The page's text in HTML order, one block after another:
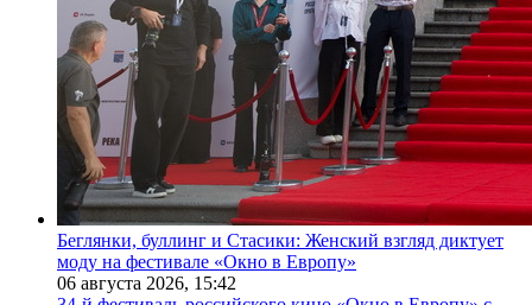
Беглянки, буллинг и Стасики: Женский взгляд диктует
моду на фестивале «Окно в Европу»
06 августа 2026, 15:42